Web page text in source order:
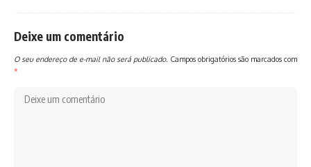
Deixe um comentário
O seu endereço de e-mail não será publicado. Campos obrigatórios são marcados com
*